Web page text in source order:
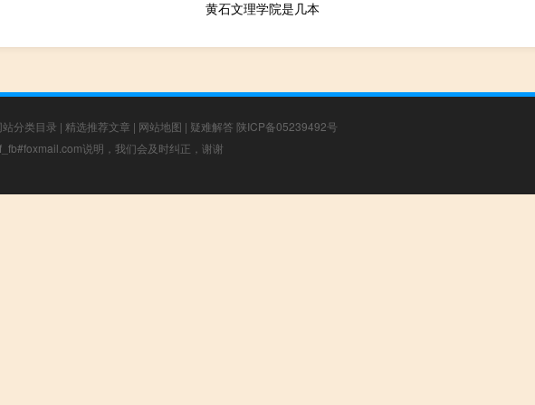
黄石文理学院是几本
站分类目录 | 精选推荐文章 | 网站地图 | 疑难解答 陕ICP备05239492号
说明，我们会及时纠正，谢谢